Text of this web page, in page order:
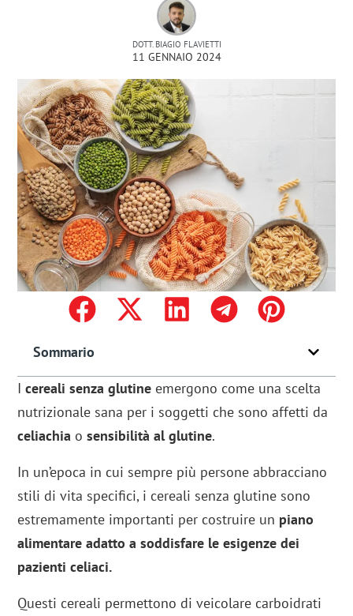
DOTT. BIAGIO FLAVIETTI
11 GENNAIO 2024
Sommario
Icereali senza glutine emergono come una scelta
nutrizionale sana per i soggetti che sono affetti da
celiachia osensibilità al glutine.
In un’epoca in cui sempre più persone abbracciano
stili di vita specifici, i cereali senza glutine sono
estremamente importanti per costruire un piano
alimentare adatto a soddisfare le esigenze dei
pazienti celiaci.
Questi cereali permettono di veicolare carboidrati